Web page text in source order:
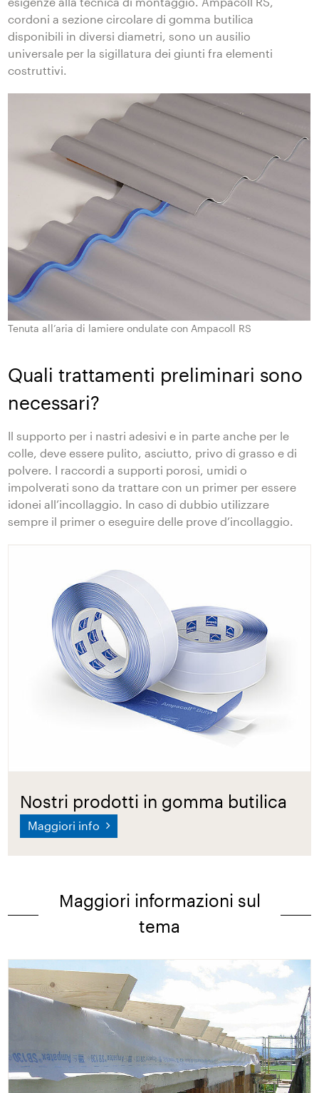
cordoni a sezione circolare di gomma butilica
disponibili in diversi diametri, sono un ausilio
universale per la sigillatura dei giunti fra elementi
costruttivi.
Tenuta all’aria di lamiere ondulate con Ampacoll RS
Quali trattamenti preliminari sono
necessari?
Il supporto per i nastri adesivi e in parte anche per le
colle, deve essere pulito, asciutto, privo di grasso e di
polvere. I raccordi a supporti porosi, umidi o
impolverati sono da trattare con un primer per essere
idonei all’incollaggio. In caso di dubbio utilizzare
sempre il primer o eseguire delle prove d’incollaggio.
Nostri prodotti in gomma butilica
Maggiori info
Maggiori informazioni sul
tema